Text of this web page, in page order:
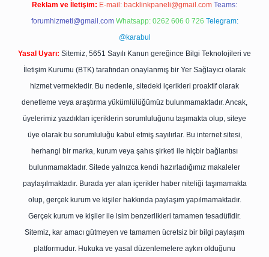
Reklam ve İletişim: E-mail: backlinkpaneli@gmail.com Teams:
forumhizmeti@gmail.com Whatsapp: 0262 606 0 726 Telegram:
@karabul
Yasal Uyarı: Sitemiz, 5651 Sayılı Kanun gereğince Bilgi Teknolojileri ve
İletişim Kurumu (BTK) tarafından onaylanmış bir Yer Sağlayıcı olarak
hizmet vermektedir. Bu nedenle, sitedeki içerikleri proaktif olarak
denetleme veya araştırma yükümlülüğümüz bulunmamaktadır. Ancak,
üyelerimiz yazdıkları içeriklerin sorumluluğunu taşımakta olup, siteye
üye olarak bu sorumluluğu kabul etmiş sayılırlar. Bu internet sitesi,
herhangi bir marka, kurum veya şahıs şirketi ile hiçbir bağlantısı
bulunmamaktadır. Sitede yalnızca kendi hazırladığımız makaleler
paylaşılmaktadır. Burada yer alan içerikler haber niteliği taşımamakta
olup, gerçek kurum ve kişiler hakkında paylaşım yapılmamaktadır.
Gerçek kurum ve kişiler ile isim benzerlikleri tamamen tesadüfidir.
Sitemiz, kar amacı gütmeyen ve tamamen ücretsiz bir bilgi paylaşım
platformudur. Hukuka ve yasal düzenlemelere aykırı olduğunu